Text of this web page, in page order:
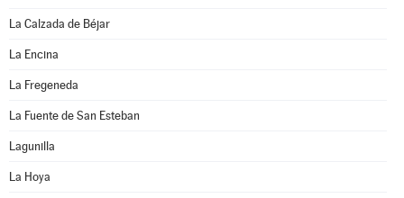
La Calzada de Béjar
La Encina
La Fregeneda
La Fuente de San Esteban
Lagunilla
La Hoya